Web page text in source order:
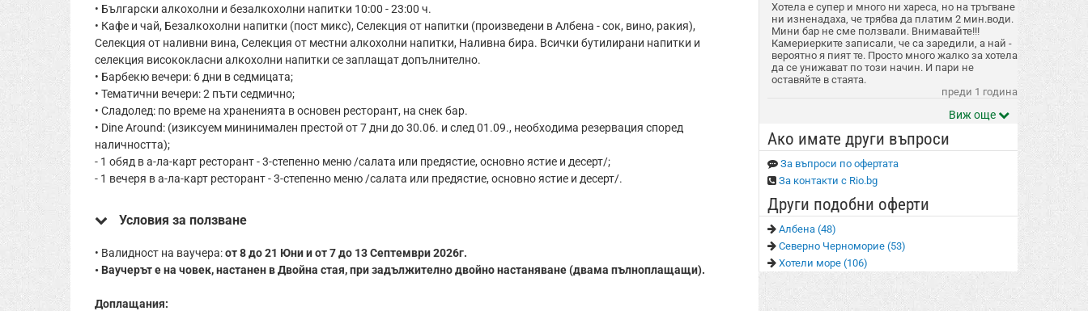
• Български алкохолни и безалкохолни напитки 10:00 - 23:00 ч.
• Кафе и чай, Безалкохолни напитки (пост микс), Селекция от напитки (произведени в Албена - сок, вино, ракия),
Селекция от наливни вина, Селекция от местни алкохолни напитки, Наливна бира. Всички бутилирани напитки и
селекция висококласни алкохолни напитки се заплащат допълнително.
• Барбекю вечери: 6 дни в седмицата;
• Тематични вечери: 2 пъти седмично;
• Сладолед: по време на храненията в основен ресторант, на снек бар.
• Dine Around: (изиксуем мининимален престой от 7 дни до 30.06. и след 01.09., необходима резервация според
наличността);
- 1 обяд в а-ла-карт ресторант - 3-степенно меню /салата или предястие, основно ястие и десерт/;
- 1 вечеря в а-ла-карт ресторант - 3-степенно меню /салата или предястие, основно ястие и десерт/.
Условия за ползване
• Валидност на ваучера:от 8 до 21 Юни и от 7 до 13 Септември 2026г.
• Ваучерът е на човек, настанен в Двойна стая, при задължително двойно настаняване (двама пълноплащащи).
Доплащания:
Хотела е супер и много ни хареса, но на тръгване
ни изненадаха, че трябва да платим 2 мин.води.
Мини бар не сме ползвали. Внимавайте!!!
Камериерките записали, че са заредили, а най -
вероятно я пият те. Просто много жалко за хотела
да се унижават по този начин. И пари не
оставяйте в стаята.
преди 1 година
Виж още
Ако имате други въпроси
За въпроси по офертата
За контакти с Rio.bg
Други подобни оферти
Албена (48)
Северно Черноморие (53)
Хотели море (106)